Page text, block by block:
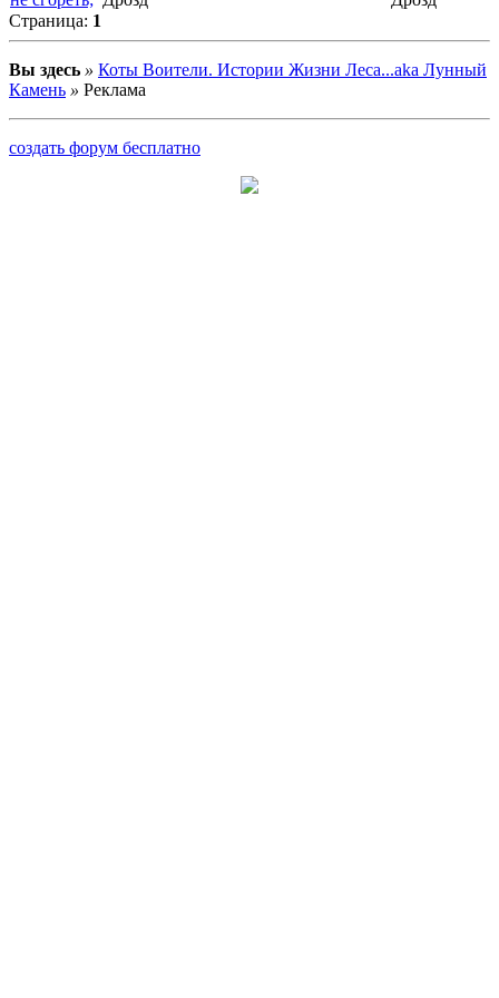
Страница: 1
Вы здесь » Коты Воители. Истории Жизни Леса...aka Лунный
Камень » Реклама
создать форум бесплатно